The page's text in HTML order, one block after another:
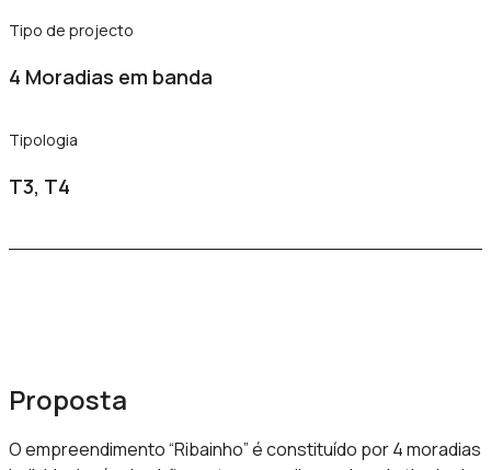
Tipo de projecto
4 Moradias em banda
Tipologia
T3, T4
Proposta
O empreendimento “Ribainho” é constituído por 4 moradias